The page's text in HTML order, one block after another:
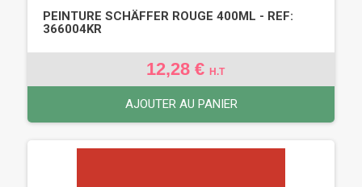
PEINTURE SCHÄFFER ROUGE 400ML - REF:
366004KR
12,28 € H.T
AJOUTER AU PANIER